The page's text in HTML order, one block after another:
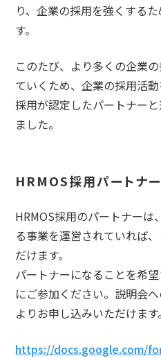
り、企業の採用を強くする
す。
このたび、より多くの企業
ていくため、企業の採用活
採用が認定したパートナー
ました。
HRMOS採用パートナ
HRMOS採用のパートナーは
る事業を運営されていれば
だけます。
パートナーになることを希
にご参加ください。説明会
よりお申し込みいただけます。
https://docs.google.com/